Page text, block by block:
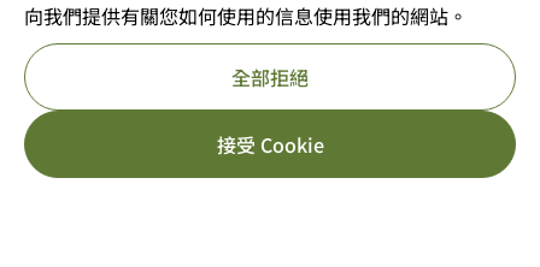
向我們提供有關您如何使用的信息使用我們的網站。
接受 Cookie
全部拒絕
HK$
HK$ 立即報名
©2025 版權屬VOLTRA義遊所有
註冊及編號：公司註冊 53610456獲豁免繳稅的慈善團體
參考編號 : 91/11726